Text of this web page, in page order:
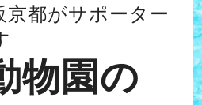
京都がサポーター
物園の